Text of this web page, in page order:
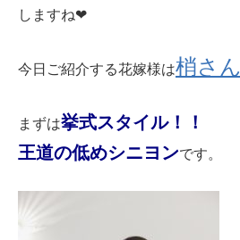
しますね❤︎
今日ご紹介する花嫁様は梢さん
まずは挙式スタイル！！
王道の低めシニヨンです。